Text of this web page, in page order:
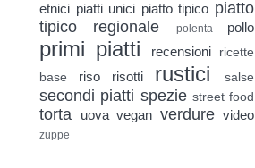
etnici piatti unici piatto tipico piatto
tipico regionale
polenta pollo
primi piatti recensioni
ricette
base
riso risotti rustici salse
secondi piatti spezie street food
torta uova vegan verdure video
zuppe